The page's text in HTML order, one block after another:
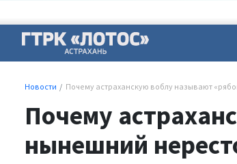
Новости Почему астраханскую воблу называют
Почему
нынешний